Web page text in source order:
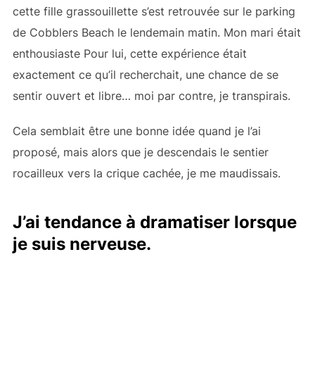
cette fille grassouillette s’est retrouvée sur le parking
de Cobblers Beach le lendemain matin. Mon mari était
enthousiaste Pour lui, cette expérience était
exactement ce qu’il recherchait, une chance de se
sentir ouvert et libre… moi par contre, je transpirais.
Cela semblait être une bonne idée quand je l’ai
proposé, mais alors que je descendais le sentier
rocailleux vers la crique cachée, je me maudissais.
J’ai tendance à dramatiser lorsque
je suis nerveuse.